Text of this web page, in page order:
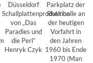
Düsseldorf
Schallplattenproduktion
von „Das
Paradies und
die Peri“
Henryk Czyk
Parkplatz der
Rheinhalle an
der heutigen
Vorfahrt in
den Jahren
1960 bis Ende
1970 (Man